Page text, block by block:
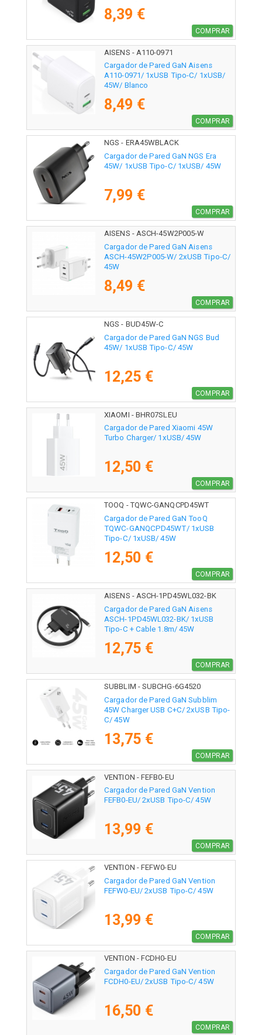
8,39 €
COMPRAR
AISENS - A110-0971
Cargador de Pared GaN Aisens
A110-0971/ 1xUSB Tipo-C/ 1xUSB/
45W/ Blanco
8,49 €
COMPRAR
NGS - ERA45WBLACK
Cargador de Pared GaN NGS Era
45W/ 1xUSB Tipo-C/ 1xUSB/ 45W
7,99 €
COMPRAR
AISENS - ASCH-45W2P005-W
Cargador de Pared GaN Aisens
ASCH-45W2P005-W/ 2xUSB Tipo-C/
45W
8,49 €
COMPRAR
NGS - BUD45W-C
Cargador de Pared GaN NGS Bud
45W/ 1xUSB Tipo-C/ 45W
12,25 €
COMPRAR
XIAOMI - BHR07SLEU
Cargador de Pared Xiaomi 45W
Turbo Charger/ 1xUSB/ 45W
12,50 €
COMPRAR
TOOQ - TQWC-GANQCPD45WT
Cargador de Pared GaN TooQ
TQWC-GANQCPD45WT/ 1xUSB
Tipo-C/ 1xUSB/ 45W
12,50 €
COMPRAR
AISENS - ASCH-1PD45WL032-BK
Cargador de Pared GaN Aisens
ASCH-1PD45WL032-BK/ 1xUSB
Tipo-C + Cable 1.8m/ 45W
12,75 €
COMPRAR
SUBBLIM - SUBCHG-6G4520
Cargador de Pared GaN Subblim
45W Charger USB C+C/ 2xUSB Tipo-
C/ 45W
13,75 €
COMPRAR
VENTION - FEFB0-EU
Cargador de Pared GaN Vention
FEFB0-EU/ 2xUSB Tipo-C/ 45W
13,99 €
COMPRAR
VENTION - FEFW0-EU
Cargador de Pared GaN Vention
FEFW0-EU/ 2xUSB Tipo-C/ 45W
13,99 €
COMPRAR
VENTION - FCDH0-EU
Cargador de Pared GaN Vention
FCDH0-EU/ 2xUSB Tipo-C/ 45W
16,50 €
COMPRAR